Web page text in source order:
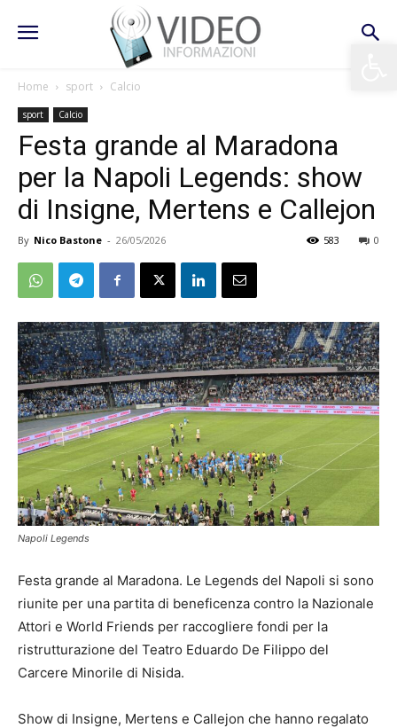
Home sport Calcio
sport Calcio
Festa grande al Maradona
per la Napoli Legends: show
di Insigne, Mertens e Callejon
By Nico Bastone - 26/05/2026 0
583
Napoli Legends
Festa grande al Maradona. Le Legends del Napoli si sono
riunite per una partita di beneficenza contro la Nazionale
Attori e World Friends per raccogliere fondi per la
ristrutturazione del Teatro Eduardo De Filippo del
Carcere Minorile di Nisida.
Show di Insigne, Mertens e Callejon che hanno regalato